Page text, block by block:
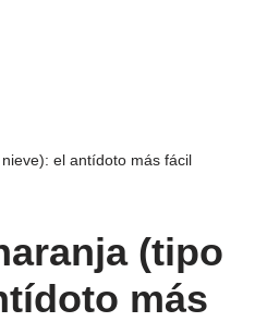
el antídoto más fácil
(tipo
más